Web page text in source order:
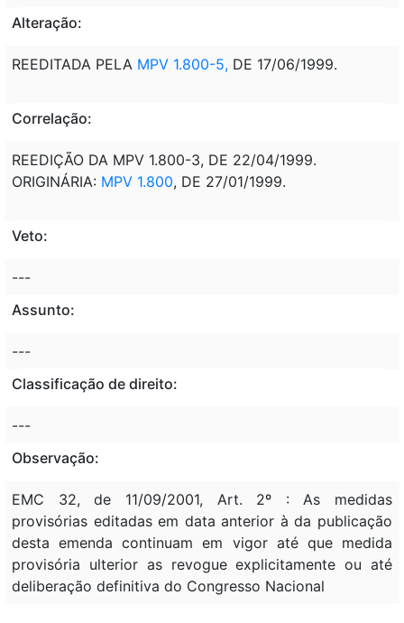
Alteração:
REEDITADA PELA MPV 1.800-5, DE 17/06/1999.
Correlação:
REEDIÇÃO DA MPV 1.800-3, DE 22/04/1999.
ORIGINÁRIA: MPV 1.800, DE 27/01/1999.
Veto:
---
Assunto:
---
Classificação de direito:
---
Observação:
EMC 32, de 11/09/2001, Art. 2º : As medidas
provisórias editadas em data anterior à da publicação
desta emenda continuam em vigor até que medida
provisória ulterior as revogue explicitamente ou até
deliberação definitiva do Congresso Nacional